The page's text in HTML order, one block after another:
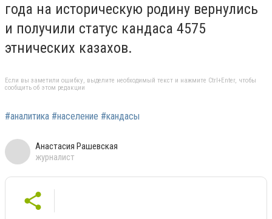
года на историческую родину вернулись
и получили статус кандаса 4575
этнических казахов.
Если вы заметили ошибку, выделите необходимый текст и нажмите Ctrl+Enter, чтобы
сообщить об этом редакции
#аналитика #население #кандасы
Анастасия Рашевская
журналист